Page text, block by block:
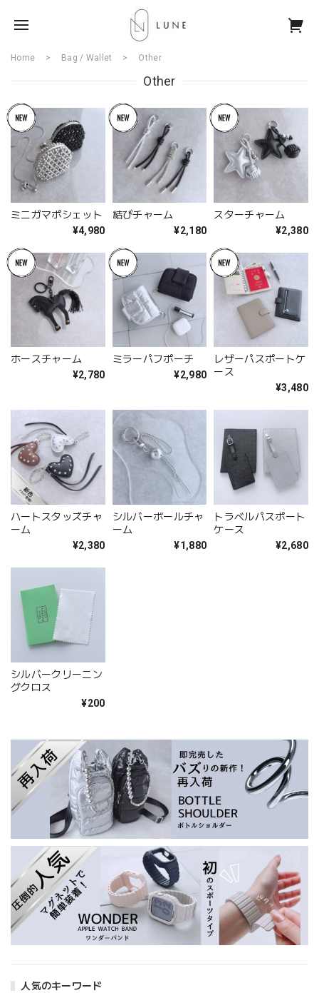
人気のキーワード
Home Bag / Wallet Other
Other
ミニガマポシェット
¥4,980
結びチャーム
¥2,180
スターチャーム
¥2,380
ホースチャーム
¥2,780
ミラーパフポーチ
¥2,980
レザーパスポートケ
ース
¥3,480
ハートスタッズチャ
ーム
¥2,380
シルバーボールチャ
ーム
¥1,880
トラベルパスポート
ケース
¥2,680
シルバークリーニン
グクロス
¥200